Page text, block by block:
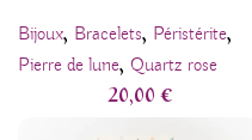
Bijoux, Bracelets, Péristérite,
Pierre de lune, Quartz rose
20,00€